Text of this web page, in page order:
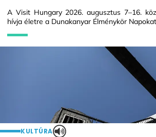
KULTÚRA
A Visit Hungary 2026. augusztus 7–16.
hívja életre a Dunakanyar Élménykör